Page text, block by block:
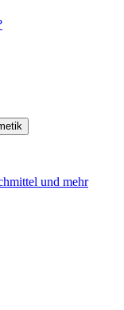
und mehr